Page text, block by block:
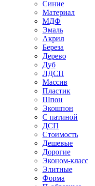
Синие
Материал
МДФ
Эмаль
Акрил
Береза
Дерево
Дуб
ЛДСП
Массив
Пластик
Шпон
Экошпон
С патиной
ДСП
Стоимость
Дешевые
Дорогие
Эконом-класс
Элитные
Форма